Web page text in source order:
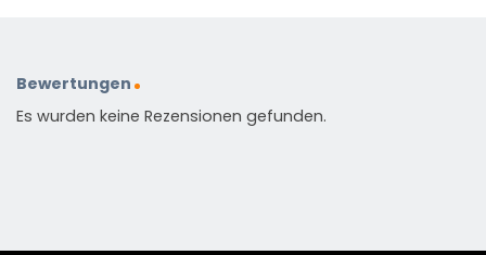
Bewertungen
Es wurden keine Rezensionen gefunden.